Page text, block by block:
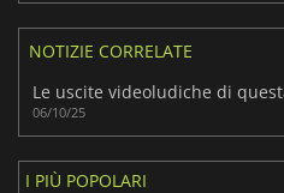
NOTIZIE CORRELATE
06/10/25
I PIÙ POPOLARI